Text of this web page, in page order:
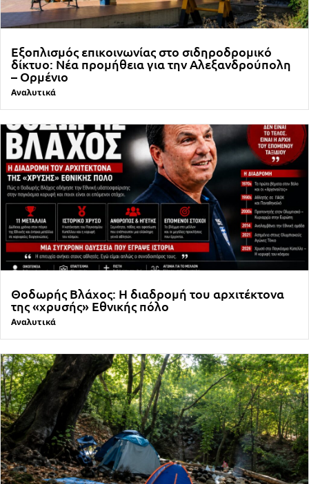
Εξοπλισμός επικοινωνίας στο σιδηροδρομικό
δίκτυο: Νέα προμήθεια για την Αλεξανδρούπολη
– Ορμένιο
Αναλυτικά
Θοδωρής Βλάχος: Η διαδρομή του αρχιτέκτονα
της «χρυσής» Εθνικής πόλο
Αναλυτικά